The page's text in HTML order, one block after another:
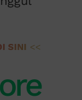
SINI <<